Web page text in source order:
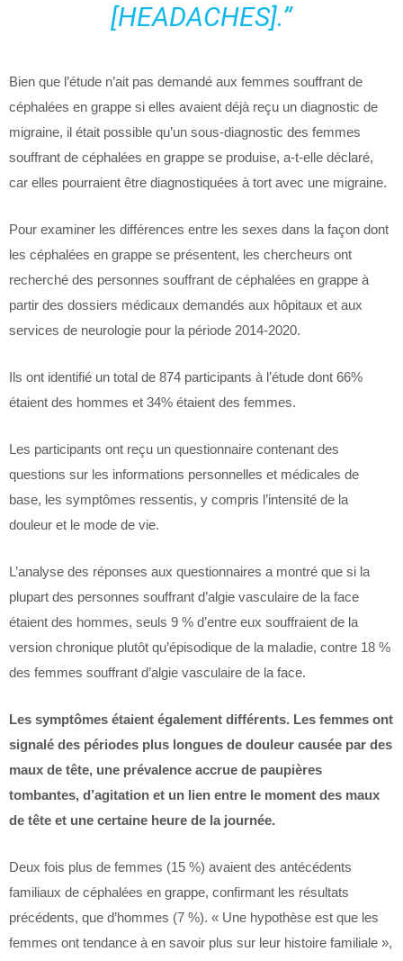
[HEADACHES].”
Bien que l’étude n’ait pas demandé aux femmes souffrant de
céphalées en grappe si elles avaient déjà reçu un diagnostic de
migraine, il était possible qu’un sous-diagnostic des femmes
souffrant de céphalées en grappe se produise, a-t-elle déclaré,
car elles pourraient être diagnostiquées à tort avec une migraine.
Pour examiner les différences entre les sexes dans la façon dont
les céphalées en grappe se présentent, les chercheurs ont
recherché des personnes souffrant de céphalées en grappe à
partir des dossiers médicaux demandés aux hôpitaux et aux
services de neurologie pour la période 2014-2020.
Ils ont identifié un total de 874 participants à l’étude dont 66%
étaient des hommes et 34% étaient des femmes.
Les participants ont reçu un questionnaire contenant des
questions sur les informations personnelles et médicales de
base, les symptômes ressentis, y compris l’intensité de la
douleur et le mode de vie.
L’analyse des réponses aux questionnaires a montré que si la
plupart des personnes souffrant d’algie vasculaire de la face
étaient des hommes, seuls 9 % d’entre eux souffraient de la
version chronique plutôt qu’épisodique de la maladie, contre 18 %
des femmes souffrant d’algie vasculaire de la face.
Les symptômes étaient également différents. Les femmes ont
signalé des périodes plus longues de douleur causée par des
maux de tête, une prévalence accrue de paupières
tombantes, d’agitation et un lien entre le moment des maux
de tête et une certaine heure de la journée.
Deux fois plus de femmes (15 %) avaient des antécédents
familiaux de céphalées en grappe, confirmant les résultats
précédents, que d’hommes (7 %). « Une hypothèse est que les
femmes ont tendance à en savoir plus sur leur histoire familiale »,